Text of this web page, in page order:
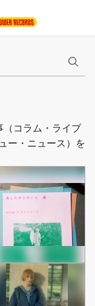
（コラム・ライブ
ー・ニュース）を